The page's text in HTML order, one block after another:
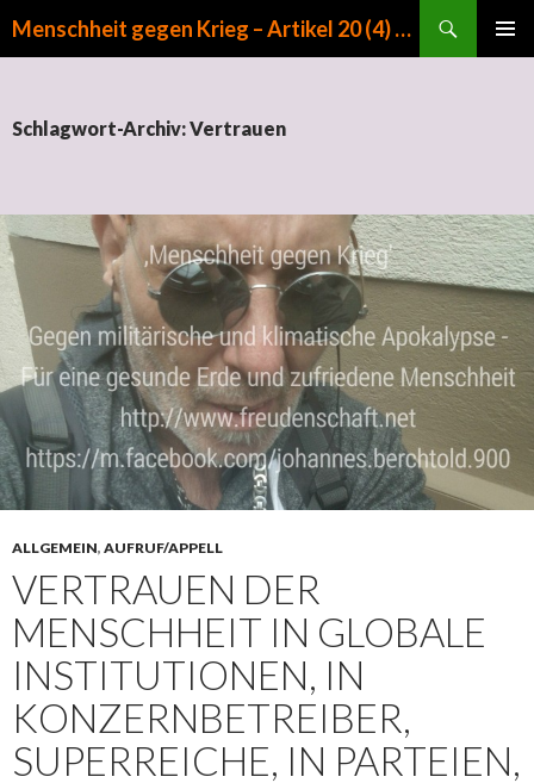
Menschheit gegen Krieg – Artikel 20 (4) GG
Schlagwort-Archiv: Vertrauen
ALLGEMEIN, AUFRUF/APPELL
VERTRAUEN DER
MENSCHHEIT IN GLOBALE
INSTITUTIONEN, IN
KONZERNBETREIBER,
SUPERREICHE, IN PARTEIEN,